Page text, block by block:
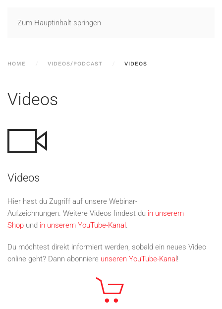
Zum Hauptinhalt springen
HOME VIDEOS/PODCAST VIDEOS
Videos
Videos
Hier hast du Zugriff auf unsere Webinar-
Aufzeichnungen. Weitere Videos findest du in unserem
Shop und in unserem YouTube-Kanal .
Du möchtest direkt informiert werden, sobald ein neues Video
online geht? Dann abonniere unseren YouTube-Kanal !